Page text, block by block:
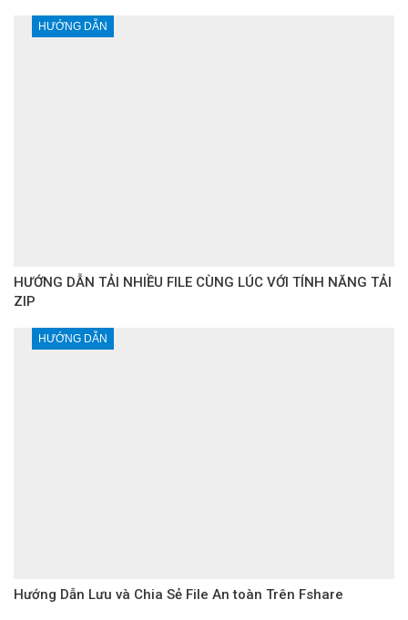
HƯỚNG DẪN
HƯỚNG DẪN TẢI NHIỀU FILE CÙNG LÚC VỚI TÍNH NĂNG TẢI
ZIP
HƯỚNG DẪN
Hướng Dẫn Lưu và Chia Sẻ File An toàn Trên Fshare